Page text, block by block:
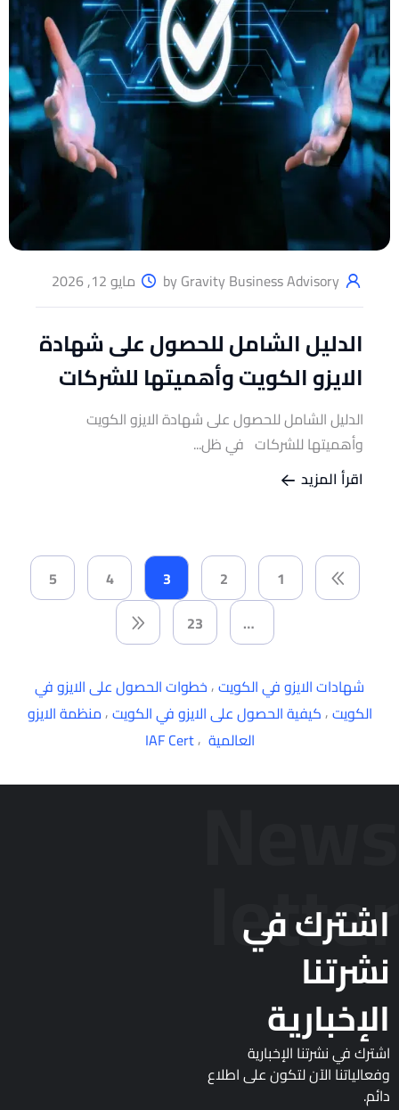
by Gravity Business Advisory مايو 12, 2026
الدليل الشامل للحصول على شهادة
الايزو الكويت وأهميتها للشركات
الدليل الشامل للحصول على شهادة الايزو الكويت
وأهميتها للشركات في ظل...
اقرأ المزيد
1
2
3
4
5
…
23
شهادات الايزو في الكويت,خطوات الحصول على الايزو في
الكويت,كيفية الحصول على الايزو في الكويت,منظمة الايزو
العالمية ,
IAF Cert
اشترك في
نشرتنا
الإخبارية
اشترك في نشرتنا الإخبارية
وفعالياتنا الآن لتكون على اطلاع
دائم.
News
letter